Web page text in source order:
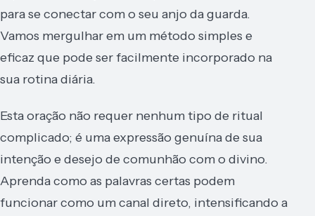
para se conectar com o seu anjo da guarda.
Vamos mergulhar em um método simples e
eficaz que pode ser facilmente incorporado na
sua rotina diária.
Esta oração não requer nenhum tipo de ritual
complicado; é uma expressão genuína de sua
intenção e desejo de comunhão com o divino.
Aprenda como as palavras certas podem
funcionar como um canal direto, intensificando a